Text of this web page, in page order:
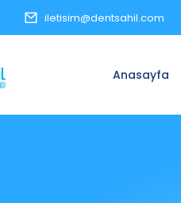
iletisim@dentsahil.com
Anasayfa